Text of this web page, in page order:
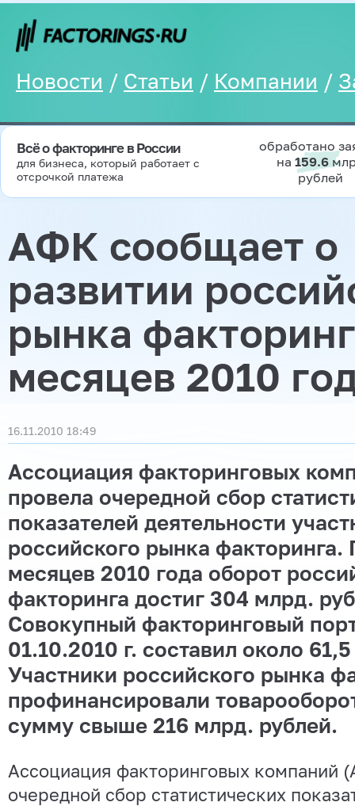
Новости / Статьи / Компании /
Всё о факторинге в России
для бизнеса, который работает с
отсрочкой платежа
обработано
на 159.6
рублей
АФК сообщает о
развитии
рынка
месяцев 2010
16.11.2010 18:49
Ассоциация факторинговых
провела очередной сбор
показателей деятельности
российского рынка факторинга.
месяцев 2010 года оборот
факторинга достиг 304 млрд.
Совокупный факторинговый
01.10.2010 г. составил около
Участники российского рынка
профинансировали
сумму свыше 216 млрд. рублей.
Ассоциация факторинговых компаний
очередной сбор статистических